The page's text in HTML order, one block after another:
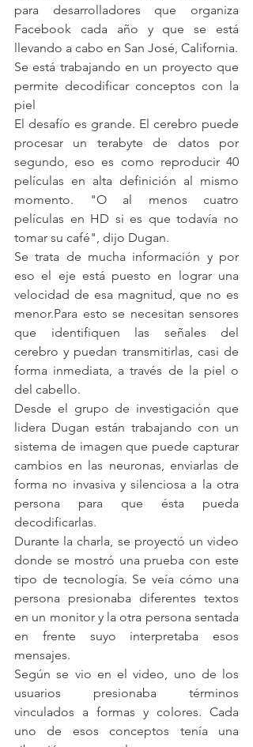
para desarrolladores que organiza
Facebook cada año y que se está
llevando a cabo en San José, California.
Se está trabajando en un proyecto que
permite decodificar conceptos con la
piel
El desafío es grande. El cerebro puede
procesar un terabyte de datos por
segundo, eso es como reproducir 40
películas en alta definición al mismo
momento. "O al menos cuatro
películas en HD si es que todavía no
tomar su café", dijo Dugan.
Se trata de mucha información y por
eso el eje está puesto en lograr una
velocidad de esa magnitud, que no es
menor.Para esto se necesitan sensores
que identifiquen las señales del
cerebro y puedan transmitirlas, casi de
forma inmediata, a través de la piel o
del cabello.
Desde el grupo de investigación que
lidera Dugan están trabajando con un
sistema de imagen que puede capturar
cambios en las neuronas, enviarlas de
forma no invasiva y silenciosa a la otra
persona para que ésta pueda
decodificarlas.
Durante la charla, se proyectó un video
donde se mostró una prueba con este
tipo de tecnología. Se veía cómo una
persona presionaba diferentes textos
en un monitor y la otra persona sentada
en frente suyo interpretaba esos
mensajes.
Según se vio en el video, uno de los
usuarios presionaba términos
vinculados a formas y colores. Cada
uno de esos conceptos tenía una